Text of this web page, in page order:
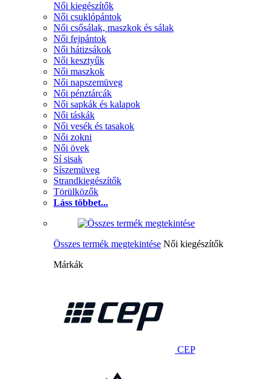
Női kiegészítők
Női csuklópántok
Női csősálak, maszkok és sálak
Női fejpántok
Női hátizsákok
Női kesztyűk
Női maszkok
Női napszemüveg
Női pénztárcák
Női sapkák és kalapok
Női táskák
Női vesék és tasakok
Női zokni
Női övek
Sí sisak
Síszemüveg
Strandkiegészítők
Törülközők
Láss többet...
Összes termék megtekintése Női kiegészítők
Márkák
CEP